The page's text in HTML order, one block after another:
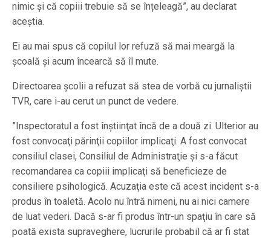
nimic și că copiii trebuie să se înțeleagă”, au declarat
aceștia.
Ei au mai spus că copilul lor refuză să mai meargă la
școală și acum încearcă să îl mute.
Directoarea școlii a refuzat să stea de vorbă cu jurnaliștii
TVR, care i-au cerut un punct de vedere.
”Inspectoratul a fost înştiinţat încă de a două zi. Ulterior au
fost convocaţi părinţii copiilor implicaţi. A fost convocat
consiliul clasei, Consiliul de Administraţie şi s-a făcut
recomandarea ca copiii implicaţi să beneficieze de
consiliere psihologică. Acuzaţia este că acest incident s-a
produs în toaletă. Acolo nu întră nimeni, nu ai nici camere
de luat vederi. Dacă s-ar fi produs într-un spaţiu în care să
poată exista supraveghere, lucrurile probabil că ar fi stat